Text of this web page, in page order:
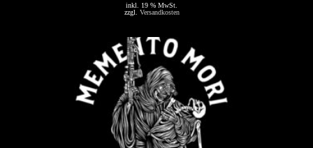
inkl. 19 % MwSt.
zzgl. Versandkosten